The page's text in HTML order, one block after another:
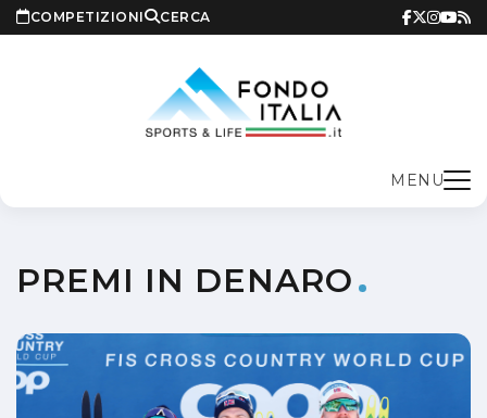
COMPETIZIONI CERCA
MENU
PREMI IN DENARO